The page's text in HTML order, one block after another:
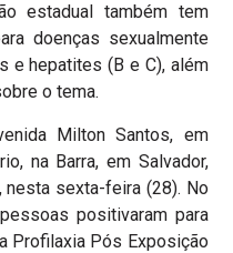
estadual também tem
doenças sexualmente
e hepatites (B e C), além
o tema.
Milton Santos, em
na Barra, em Salvador,
sexta-feira (28). No
positivaram para
Profilaxia Pós Exposição